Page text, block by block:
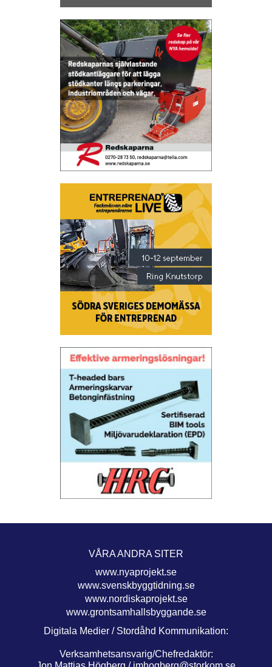
VÅRA ANDRA SITER
www.nyaprojekt.se
www.svenskbyggtidning.se
www.nordiskaprojekt.se
www.grontsamhallsbyggande.se
Digitala Medier / Stordåhd Kommunikation:
Verksamhetsansvarig/Chefredaktör: